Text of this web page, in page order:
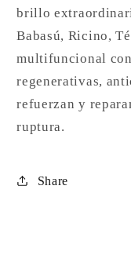
brillo
Babasú, Ricino,
multifuncional
regenerativas,
refuerzan y
ruptura.
Share